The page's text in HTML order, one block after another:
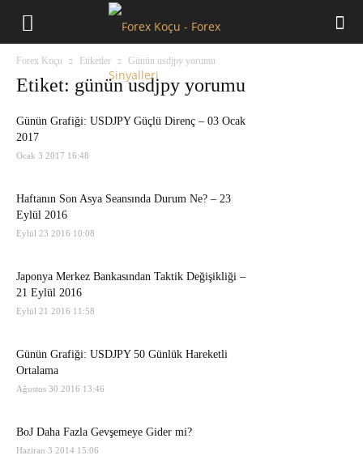
Forex Koçu Etiketler Günün usdjpy yorumu
Etiket: günün usdjpy yorumu
Günün Grafiği: USDJPY Güçlü Direnç – 03 Ocak
2017
Ocak 3 2017 16:48
Haftanın Son Asya Seansında Durum Ne? – 23
Eylül 2016
Eylül 23 2016 10:08
Japonya Merkez Bankasından Taktik Değişikliği –
21 Eylül 2016
Eylül 21 2016 11:58
Günün Grafiği: USDJPY 50 Günlük Hareketli
Ortalama
Ağustos 30 2016 13:46
BoJ Daha Fazla Gevşemeye Gider mi?
Haziran 3 2014 15:06